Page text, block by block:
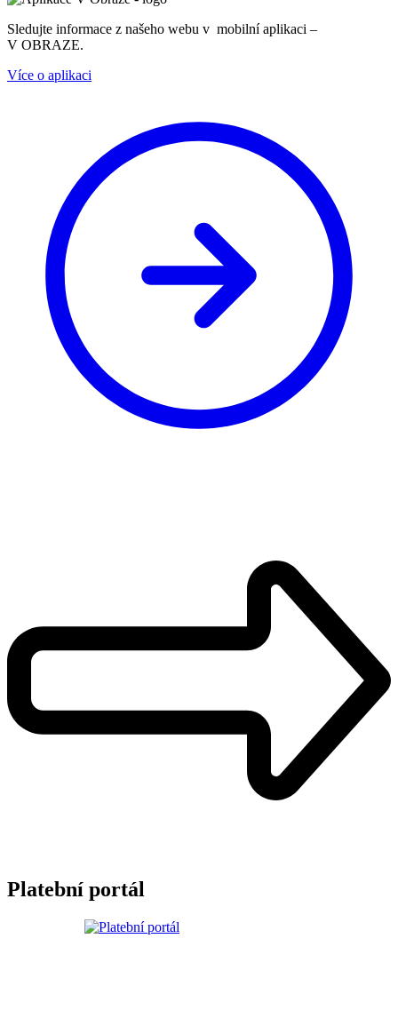
Sledujte informace z našeho webu v mobilní aplikaci –
V OBRAZE.
Více o aplikaci
Platební portál